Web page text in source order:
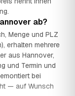
Mecklenheidestraße 24, 30419 Hannover · ★ 3,6 (44)
ab?
Menge und PLZ
erhalten mehrere
aus Hannover,
und Termin und
bei
— auf Wunsch